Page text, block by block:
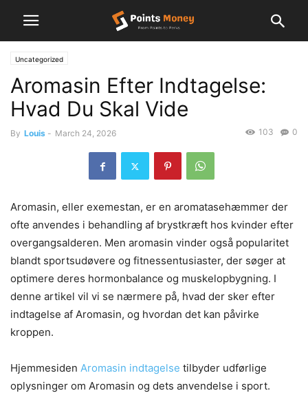
Uncategorized
Aromasin Efter Indtagelse:
Hvad Du Skal Vide
By Louis - March 24, 2026 0
103
Aromasin, eller exemestan, er en aromatasehæmmer der
ofte anvendes i behandling af brystkræft hos kvinder efter
overgangsalderen. Men aromasin vinder også popularitet
blandt sportsudøvere og fitnessentusiaster, der søger at
optimere deres hormonbalance og muskelopbygning. I
denne artikel vil vi se nærmere på, hvad der sker efter
indtagelse af Aromasin, og hvordan det kan påvirke
kroppen.
Hjemmesiden Aromasin indtagelse tilbyder udførlige
oplysninger om Aromasin og dets anvendelse i sport.